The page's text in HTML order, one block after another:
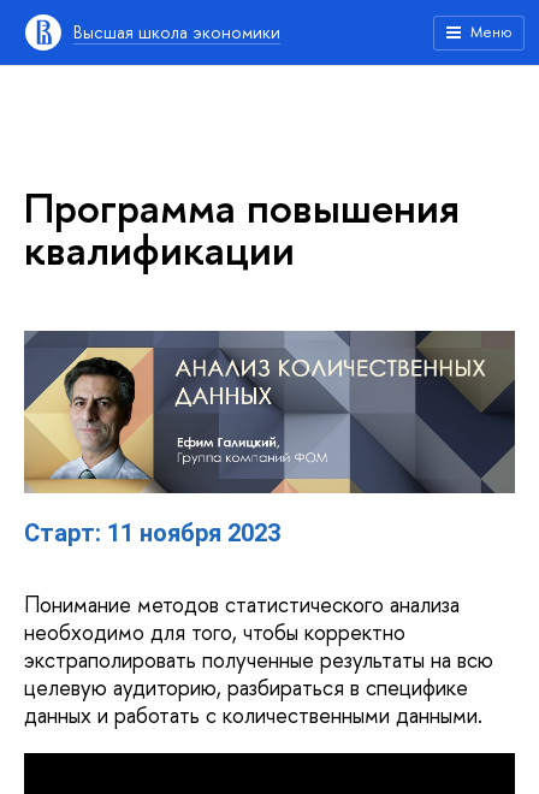
Высшая школа экономики Меню
Программа повышения
квалификации
Старт: 11 ноября 2023
Понимание методов статистического анализа
необходимо для того, чтобы корректно
экстраполировать полученные результаты на всю
целевую аудиторию, разбираться в специфике
данных и работать с количественными данными.